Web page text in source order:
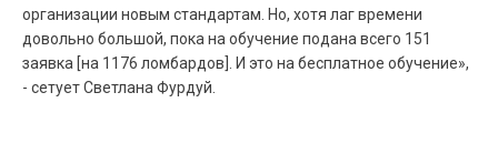
организации новым стандартам. Но, хотя лаг времени
довольно большой, пока на обучение подана всего 151
заявкa [на 1176 ломбардов]. И это на бесплатное обучение»,
- сетует Светлана Фурдуй.